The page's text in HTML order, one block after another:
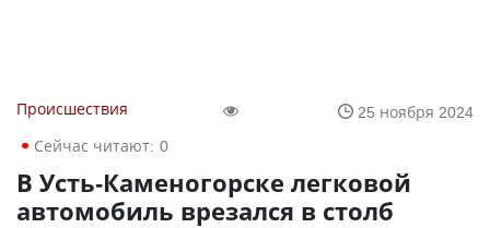
Происшествия
25 ноября 2024
Сейчас читают: 0
В Усть-Каменогорске легковой
автомобиль врезался в столб